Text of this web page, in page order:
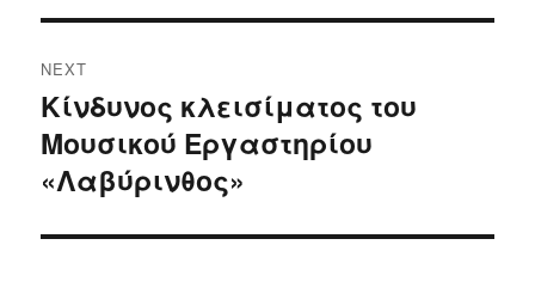
NEXT
Next
post:
Κίνδυνος κλεισίματος του
Μουσικού Εργαστηρίου
«Λαβύρινθος»